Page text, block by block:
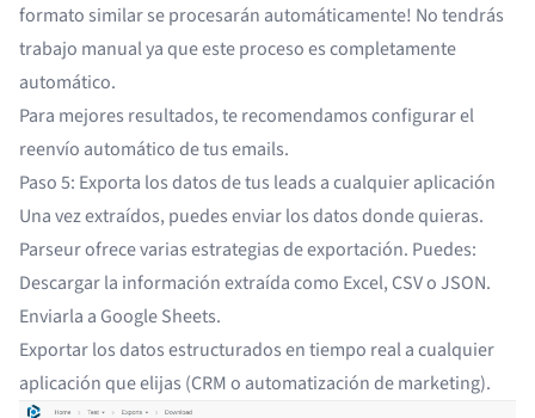
formato similar se procesarán automáticamente! No tendrás
trabajo manual ya que este proceso es completamente
automático.
Para mejores resultados, te recomendamosconfigurar el
reenvío automático de tus emails.
Paso 5: Exporta los datos de tus leads a cualquier aplicación
Una vez extraídos, puedes enviar los datos donde quieras.
Parseur ofrece varias estrategias de exportación. Puedes:
Descargar la información extraída como Excel, CSV o JSON.
Enviarla a Google Sheets.
Exportar los datos estructurados en tiempo real a cualquier
aplicación que elijas (CRM o automatización de marketing).